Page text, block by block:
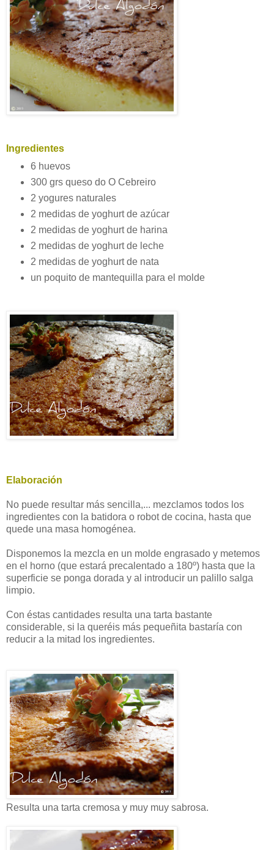
Ingredientes
6 huevos
300 grsqueso do O Cebreiro
2 yoguresnaturales
2 medidas de yoghurtde azúcar
2 medidas de yoghurtde harina
2 medidas de yoghurtde leche
2 medidas de yoghurtde nata
un poquito de mantequilla para el molde
Elaboración
No puede resultar más sencilla,... mezclamos todos los
ingredientes con la batidora o robot de cocina, hasta que
quede una masa homogénea.
Disponemos la mezcla en un molde engrasado y metemos
en el horno (que estará precalentado a 180º) hasta que la
superficie se ponga dorada y al introducir un palillo salga
limpio.
Con éstas cantidades resulta una tarta bastante
considerable, si la queréis más pequeñita bastaría con
reducir a la mitad los ingredientes.
Resulta una tarta cremosa y muy muy sabrosa.